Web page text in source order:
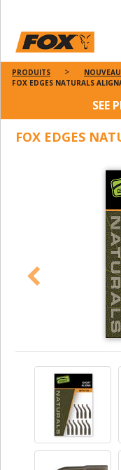
PRODUITS
FOX EDGES NATURALS
SEE
FOX EDGES